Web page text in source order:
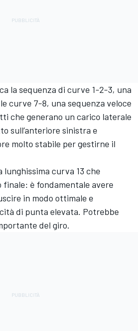
la sequenza di curve 1-2-3, una
curve 7-8, una sequenza veloce
che generano un carico laterale
sull’anteriore sinistra e
molto stabile per gestirne il
curva 13 che
è fondamentale avere
in modo ottimale e
di punta elevata. Potrebbe
del giro.